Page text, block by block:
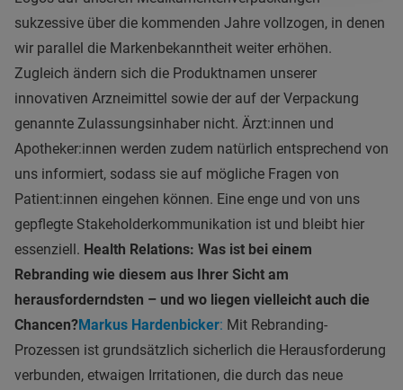
sukzessive über die kommenden Jahre vollzogen, in denen
wir parallel die Markenbekanntheit weiter erhöhen.
Zugleich ändern sich die Produktnamen unserer
innovativen Arzneimittel sowie der auf der Verpackung
genannte Zulassungsinhaber nicht. Ärzt:innen und
Apotheker:innen werden zudem natürlich entsprechend von
uns informiert, sodass sie auf mögliche Fragen von
Patient:innen eingehen können. Eine enge und von uns
gepflegte Stakeholderkommunikation ist und bleibt hier
essenziell. Health Relations: Was ist bei einem
Rebranding wie diesem aus Ihrer Sicht am
herausforderndsten – und wo liegen vielleicht auch die
Chancen?Markus Hardenbicker: Mit Rebranding-
Prozessen ist grundsätzlich sicherlich die Herausforderung
verbunden, etwaigen Irritationen, die durch das neue